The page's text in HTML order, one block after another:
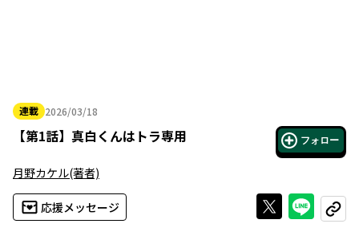
連載 2026/03/18
2026年03月18日
【第1話】 真白くんはトラ専用 フォロー
月野カケル(著者)
応援メッセージ Xで投稿する
ライン
コピー